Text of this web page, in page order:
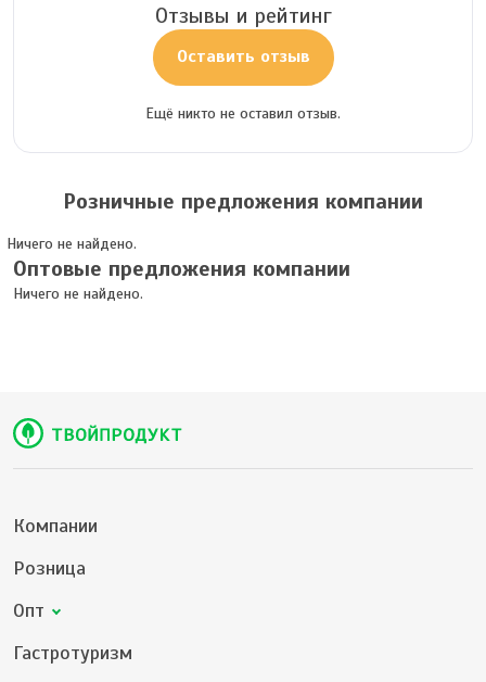
Отзывы и рейтинг
Оставить отзыв
Ещё никто не оставил отзыв.
Розничные предложения компании
Ничего не найдено.
Оптовые предложения компании
Ничего не найдено.
Компании
Розница
Опт
Гастротуризм